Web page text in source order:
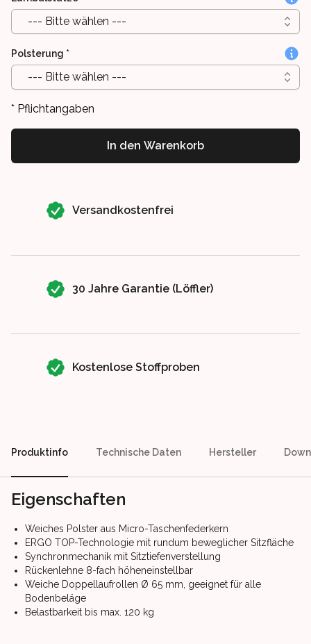
--- Bitte wählen ---
Polsterung *
--- Bitte wählen ---
* Pflichtangaben
In den Warenkorb
Versandkostenfrei
30 Jahre Garantie (Löffler)
Kostenlose Stoffproben
Produktinfo Technische Daten Hersteller
Eigenschaften
Weiches Polster aus Micro-Taschenfederkern
ERGO TOP-Technologie mit rundum beweglicher Sitzfläche
Synchronmechanik mit Sitztiefenverstellung
Rückenlehne 8-fach höheneinstellbar
Weiche Doppellaufrollen Ø 65 mm, geeignet für alle
Bodenbeläge
Belastbarkeit bis max. 120 kg